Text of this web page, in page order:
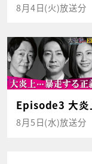
8月4日(火)放送分
Episode3 大
8月5日(水)放送分